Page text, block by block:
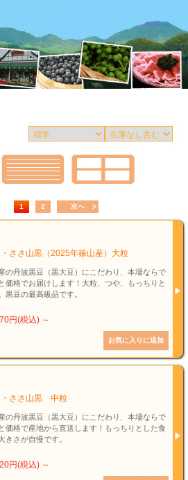
1 2 次へ
ささ山黒（2025年篠山産）大粒
の丹波黒豆（黒大豆）にこだわり、本場ならで
価格でお届けします！大粒、つや、もっちりと
黒豆の最高級品です。
円(税込) ～
・ささ山黒 中粒
の丹波黒豆（黒大豆）にこだわり、本場ならで
価格で産地から直送します！もっちりとした食
きさが自慢です。
円(税込) ～